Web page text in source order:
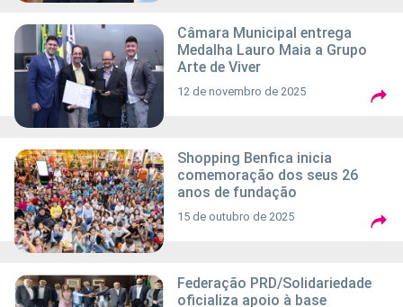
Câmara Municipal entrega
Medalha Lauro Maia a Grupo
Arte de Viver
12 de novembro de 2025
Shopping Benfica inicia
comemoração dos seus 26
anos de fundação
15 de outubro de 2025
Federação PRD/Solidariedade
oficializa apoio à base